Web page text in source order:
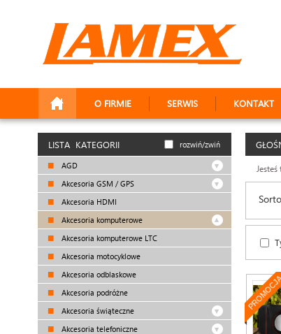
O FIRMIE SERWIS KONTAKT
LISTA KATEGORII rozwiń/zwiń
AGD
Akcesoria GSM / GPS
Akcesoria HDMI
Akcesoria komputerowe
Akcesoria komputerowe LTC
Akcesoria motocyklowe
Akcesoria odblaskowe
Akcesoria podróżne
Akcesoria świąteczne
Akcesoria telefoniczne
Jesteś